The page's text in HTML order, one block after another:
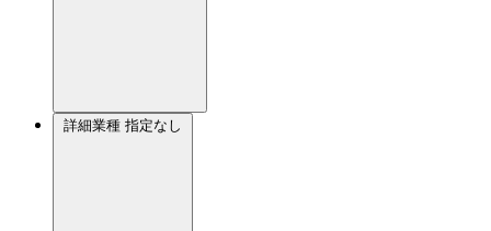
詳細業種 指定なし